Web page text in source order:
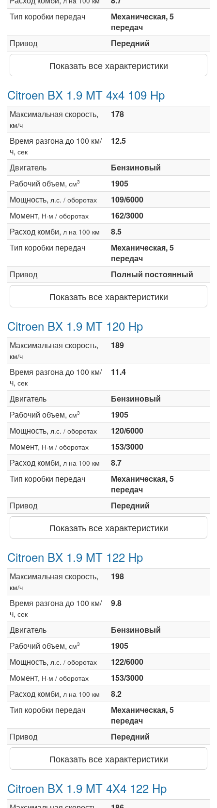
Тип коробки передач
Механическая, 5
передач
Привод
Передний
Показать все характеристики
Citroen BX 1.9 MT 4x4 109 Hp
Максимальная скорость,
км/ч
178
Время разгона до 100 км/
ч, сек
12.5
Двигатель
Бензиновый
Рабочий объем, см3
1905
Мощность, л.с. / оборотах
109/6000
Момент, Н·м / оборотах
162/3000
Расход комби, л на 100 км
8.5
Тип коробки передач
Механическая, 5
передач
Привод
Полный постоянный
Показать все характеристики
Citroen BX 1.9 MT 120 Hp
Максимальная скорость,
км/ч
189
Время разгона до 100 км/
ч, сек
11.4
Двигатель
Бензиновый
Рабочий объем, см3
1905
Мощность, л.с. / оборотах
120/6000
Момент, Н·м / оборотах
153/3000
Расход комби, л на 100 км
8.7
Тип коробки передач
Механическая, 5
передач
Привод
Передний
Показать все характеристики
Citroen BX 1.9 MT 122 Hp
Максимальная скорость,
км/ч
198
Время разгона до 100 км/
ч, сек
9.8
Двигатель
Бензиновый
Рабочий объем, см3
1905
Мощность, л.с. / оборотах
122/6000
Момент, Н·м / оборотах
153/3000
Расход комби, л на 100 км
8.2
Тип коробки передач
Механическая, 5
передач
Привод
Передний
Показать все характеристики
Citroen BX 1.9 MT 4X4 122 Hp